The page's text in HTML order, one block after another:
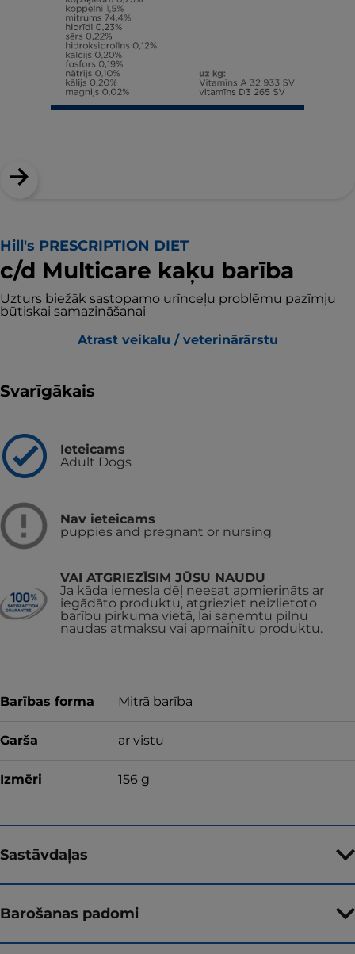
Hill's PRESCRIPTION DIET
c/d Multicare kaķu barība
Uzturs biežāk sastopamo urīnceļu problēmu pazīmju
būtiskai samazināšanai
Atrast veikalu / veterinārārstu
Svarīgākais
Ieteicams
Adult Dogs
Nav ieteicams
puppies and pregnant or nursing
VAI ATGRIEZĪSIM JŪSU NAUDU
Ja kāda iemesla dēļ neesat apmierināts ar
iegādāto produktu, atgrieziet neizlietoto
barību pirkuma vietā, lai saņemtu pilnu
naudas atmaksu vai apmainītu produktu.
Barības forma Mitrā barība
Garša ar vistu
Izmēri 156 g
Sastāvdaļas
Barošanas padomi